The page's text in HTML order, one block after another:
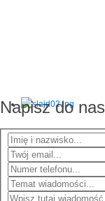
Napisz do nas